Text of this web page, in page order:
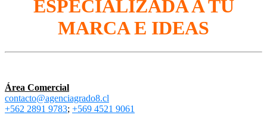
ESPECIALIZADA A TU
MARCA E IDEAS
Área Comercial
contacto@agenciagrado8.cl
+562 2891 9783; +569 4521 9061